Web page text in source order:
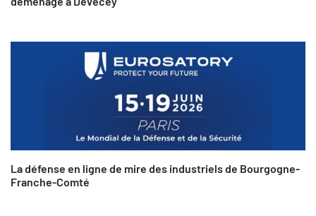
La défense en ligne de mire des industriels de Bourgogne-
Franche-Comté